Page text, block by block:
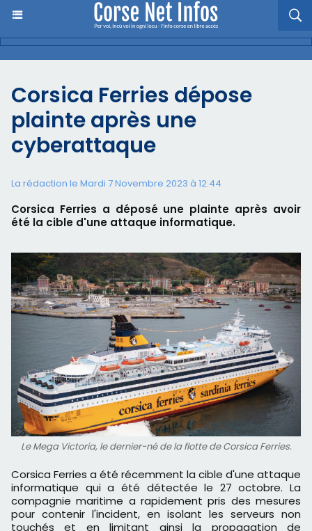
Corsica Ferries dépose
plainte après une
cyberattaque
La rédaction le Mardi 7 Novembre 2023 à 12:44
Corsica Ferries a déposé une plainte après avoir
été la cible d'une attaque informatique.
Le Mega Victoria, le dernier-né de la flotte de Corsica Ferries.
Corsica Ferries a été récemment la cible d'une attaque
informatique qui a été détectée le 27 octobre. La
compagnie maritime a rapidement pris des mesures
pour contenir l'incident, en isolant les serveurs non
touchés et en limitant ainsi la propagation de